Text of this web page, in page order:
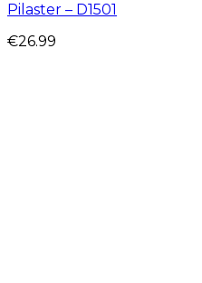
Pilaster – D1501
€26.99